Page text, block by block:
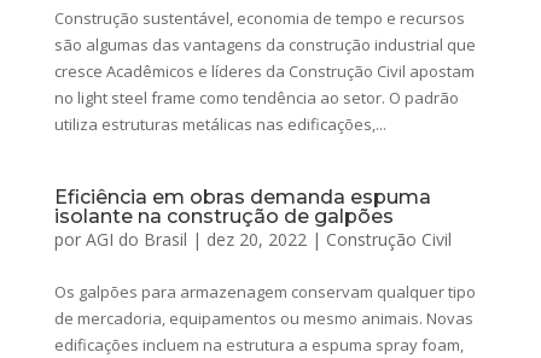
Construção sustentável, economia de tempo e recursos
são algumas das vantagens da construção industrial que
cresce Acadêmicos e líderes da Construção Civil apostam
no light steel frame como tendência ao setor. O padrão
utiliza estruturas metálicas nas edificações,...
Eficiência em obras demanda espuma
isolante na construção de galpões
por AGI do Brasil | dez 20, 2022| Construção Civil
Os galpões para armazenagem conservam qualquer tipo
de mercadoria, equipamentos ou mesmo animais. Novas
edificações incluem na estrutura a espuma spray foam,